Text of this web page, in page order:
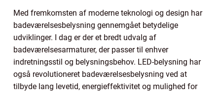
Med fremkomsten af moderne teknologi og design har
badeværelsesbelysning gennemgået betydelige
udviklinger. I dag er der et bredt udvalg af
badeværelsesarmaturer, der passer til enhver
indretningsstil og belysningsbehov. LED-belysning har
også revolutioneret badeværelsesbelysning ved at
tilbyde lang levetid, energieffektivitet og mulighed for